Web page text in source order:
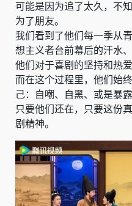
可能是因为追了太久，不
为了朋友。
我们看到了他们每一季从
想主义者台前幕后的汗水
他们对于喜剧的坚持和热爱
而在这个过程里，他们始
己：自嘲、自黑、或是暴
只要他们还在，只要这份
剧精神。